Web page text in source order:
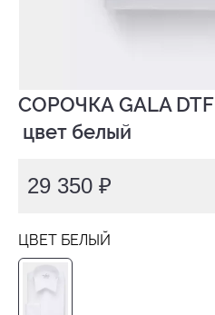
СОРОЧКА GALA DTF
цвет белый
29 350 ₽
ЦВЕТ БЕЛЫЙ